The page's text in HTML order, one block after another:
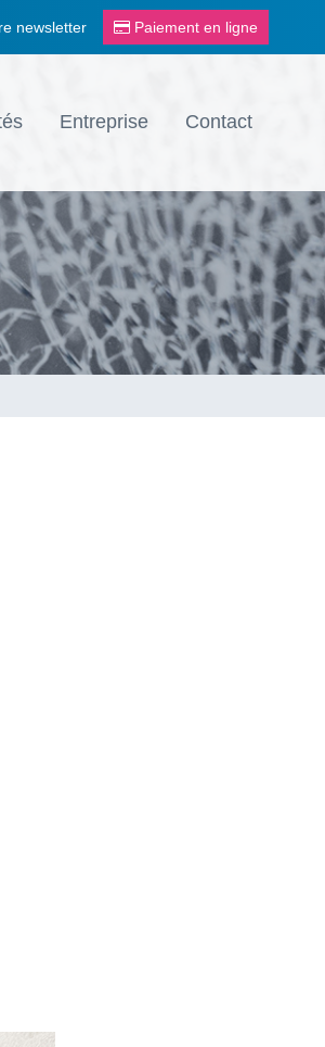
newsletter Paiement en ligne
Entreprise Contact